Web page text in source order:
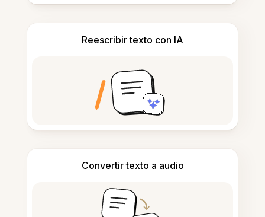
Reescribir texto con IA
Convertir texto a audio